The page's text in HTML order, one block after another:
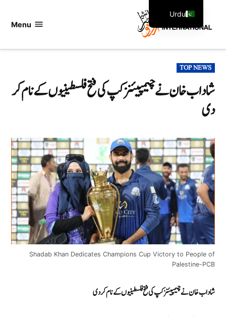
Menu
POSTED
IN
TOP NEWS
شاداب خان نے چیمپیئنز کپ کی فتح فلسطینیوں کے نام کر
دی
Shadab Khan Dedicates Champions Cup Victory to People of
Palestine-PCB
شاداب خان نے چیمپیئنز کپ کی فتح فلسطینیوں کے نام کر دی
Urdu
English